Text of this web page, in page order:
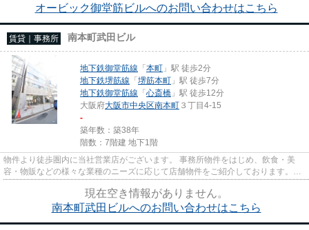
オービック御堂筋ビルへのお問い合わせはこちら
賃貸｜事務所 南本町武田ビル
地下鉄御堂筋線 「本町 」駅 徒歩2分
地下鉄堺筋線 「堺筋本町 」駅 徒歩7分
地下鉄御堂筋線 「心斎橋 」駅 徒歩12分
大阪府大阪市中央区南本町 ３丁目4-15
-
築年数：築38年
階数：7階建 地下1階
物件より徒歩圏内に当社営業店がございます。 事務所物件をはじめ、飲食・美
容・物販などの様々な業種のニーズに応じて店舗物件をご紹介しております。
尚、弊社ではおとり広告は一切...
現在空き情報がありません。
南本町武田ビルへのお問い合わせはこちら